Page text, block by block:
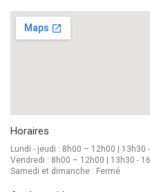
Horaires
Lundi - jeudi : 8h00 – 12h00 | 13h30
Vendredi : 8h00 – 12h00 | 13h30 -
Samedi et dimanche : Fermé